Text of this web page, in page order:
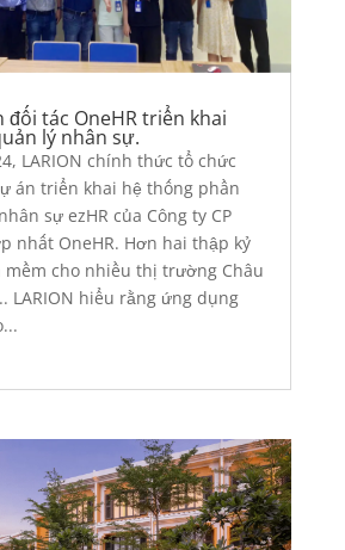
đối tác OneHR triển khai
lý nhân sự.
LARION chính thức tổ chức
án triển khai hệ thống phần
sự ezHR của Công ty CP
nhất OneHR. Hơn hai thập kỷ
mềm cho nhiều thị trường Châu
LARION hiểu rằng ứng dụng